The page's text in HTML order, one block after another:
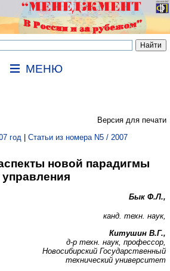
МЕНЮ
Версия для печати
год | Статьи из номера N5 / 2007
новой парадигмы
управления
Бык Ф.Л.,
канд. техн. наук,
Китушин В.Г.,
д-р техн. наук, профессор,
Новосибирский Государственный
технический университет